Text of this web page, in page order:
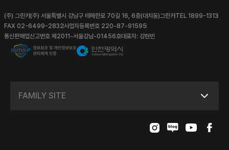
(주) 그린카(주) 서울특별시 강남구 테헤란로 70길 16, 6층(대치동)그린카TEL 1899-1313
FAX 02-6499-2832사업자등록번호 220-87-91595
통신판매업신고번호 제2011-서울강남-01456호대표자: 강현빈